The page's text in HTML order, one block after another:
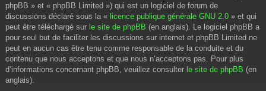
phpBB » et « phpBB Limited ») qui est un logiciel de forum de
discussions déclaré sous la « licence publique générale GNU 2.0 » et qui
peut être téléchargé sur le site de phpBB (en anglais). Le logiciel phpBB a
pour seul but de faciliter les discussions sur internet et phpBB Limited ne
peut en aucun cas être tenu comme responsable de la conduite et du
contenu que nous acceptons et que nous n’acceptons pas. Pour plus
d’informations concernant phpBB, veuillez consulter le site de phpBB (en
anglais).